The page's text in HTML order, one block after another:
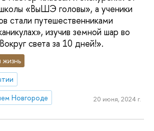
«ВыШЭ головы», а ученики
стали путешественниками
изучив земной шар во
света за 10 дней!».
жизнь
Новгороде
20 июня, 2024 г.